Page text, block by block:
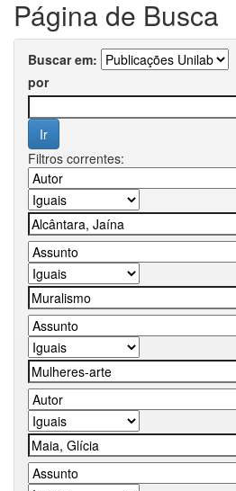
Página de Busca
Buscar em:
por
Filtros correntes: